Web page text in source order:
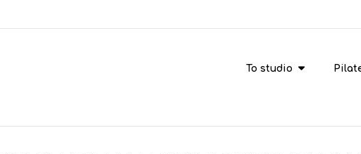
To studio